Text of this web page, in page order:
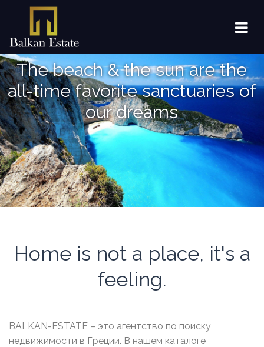
The beach & the sun are the
all-time favorite sanctuaries of
our dreams
Home is not a place, it's a
feeling.
BALKAN-ESTATE – это агентство по поиску
недвижимости в Греции. В нашем каталоге